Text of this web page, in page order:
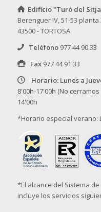
Edificio "Turó del
Berenguer IV, 51-53 planta
43500 - TORTOSA
Teléfono 977 44 90 33
Fax 977 44 91 33
Horario: Lunes a
8'00h-17'00h (No
14'00h
*Horario especial verano:
*El alcance del Sistema
incluye los servicios